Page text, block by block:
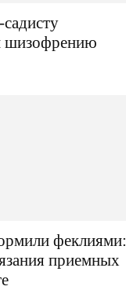
шизофрению
феклиями:
приемных